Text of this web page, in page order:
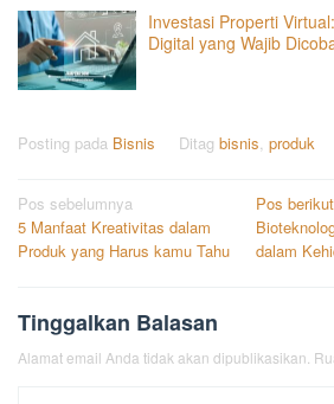
Investasi Properti
Digital yang Wajib
Posting pada Bisnis Ditag bisnis, produk
Navigasi
pos
Pos sebelumnya
5 Manfaat Kreativitas dalam
Produk yang Harus kamu Tahu
Pos
dalam
Tinggalkan Balasan
Alamat email Anda tidak akan dipublikasikan.